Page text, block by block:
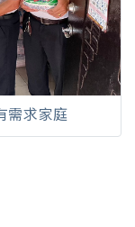
需求家庭